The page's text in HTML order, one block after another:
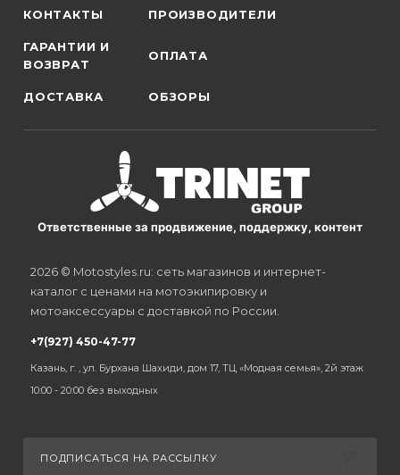
КОНТАКТЫ ПРОИЗВОДИТЕЛИ
ГАРАНТИИ И
ВОЗВРАТ
ОПЛАТА
ДОСТАВКА ОБЗОРЫ
Ответственные за продвижение, поддержку, контент
2026 © Motostyles.ru: сеть магазинов и интернет-
каталог с ценами на мотоэкипировку и
мотоаксессуары с доставкой по России.
+7(927) 450-47-77
Казань, г. , ул. Бурхана Шахиди, дом 17, ТЦ «Модная семья», 2й этаж
10:00 - 20:00 без выходных
ПОДПИСАТЬСЯ НА РАССЫЛКУ